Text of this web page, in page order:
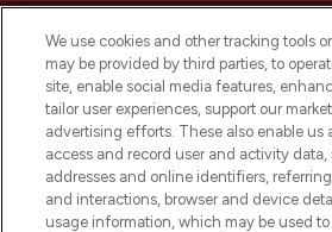
Bądź pierwszą osobą, która
najnowszych produktach,
uznanych marek,
otrzyma ekskluzywne
z Sunday
We use cookies and other tracking tools
may be provided by third parties, to
site, enable social media features,
tailor user experiences, support our
advertising efforts. These also enable us
access and record user and activity data,
addresses and online identifiers, referring
and interactions, browser and device
usage information, which may be used